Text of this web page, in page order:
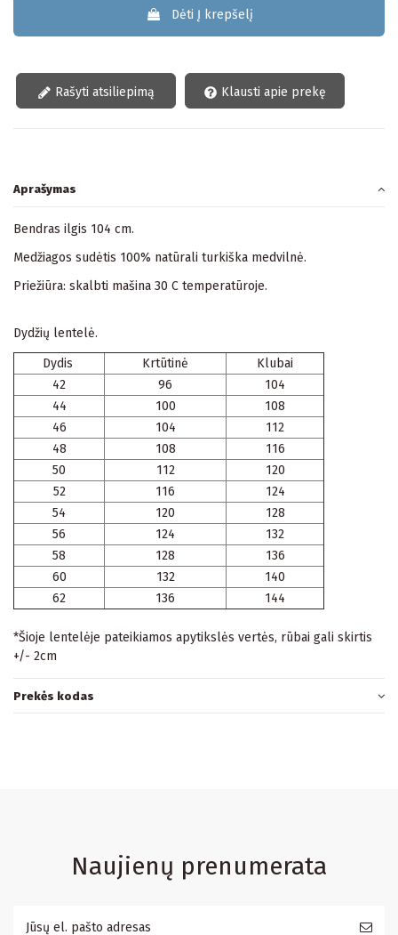
Dėti Į krepšelį
Rašyti atsiliepimą Klausti apie prekę
Aprašymas
Bendras ilgis 104 cm.
Medžiagos sudėtis 100% natūrali turkiška medvilnė.
Priežiūra: skalbti mašina 30 C temperatūroje.
Dydžių lentelė.
Dydis Krtūtinė
Klubai
42
96
104
44
100
108
46
104
112
48
108
116
50
112
120
52
116
124
54
120
128
56
124
132
58
128
136
60
132
140
62
136 144
*Šioje lentelėje pateikiamos apytikslės vertės, rūbai gali skirtis
+/- 2cm
Prekės kodas
Naujienų prenumerata